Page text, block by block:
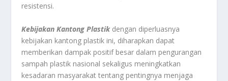
resistensi.
Kebijakan Kantong Plastik dengan diperluasnya
kebijakan kantong plastik ini, diharapkan dapat
memberikan dampak positif besar dalam pengurangan
sampah plastik nasional sekaligus meningkatkan
kesadaran masyarakat tentang pentingnya menjaga